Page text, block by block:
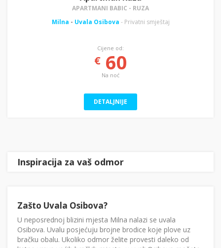
APARTMANI BABIC - RUZA
Milna - Uvala Osibova - Privatni smještaj
Cijene od:
€60
Na noć
DETALJNIJE
Inspiracija za vaš odmor
Zašto Uvala Osibova?
U neposrednoj blizini mjesta Milna nalazi se uvala
Osibova. Uvalu posjećuju brojne brodice koje plove uz
bračku obalu. Ukoliko odmor želite provesti daleko od